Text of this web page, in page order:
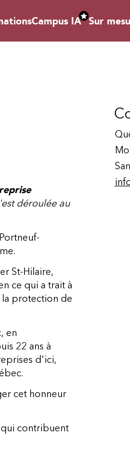
Campus IA Sur
déroulée au
St-Hilaire,
ce qui a trait à
la protection de
en
22 ans à
d'ici,
cet honneur
qui contribuent